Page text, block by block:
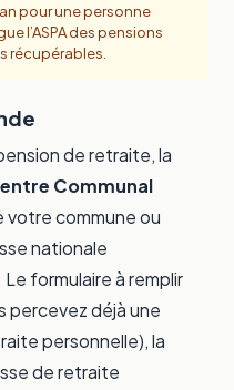
pour une personne
l’ASPA des pensions
récupérables.
de retraite, la
Communal
votre commune ou
nationale
formulaire à remplir
percevez déjà une
personnelle), la
de retraite